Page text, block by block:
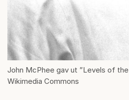
John McPhee gav ut ”Levels of the
Wikimedia Commons